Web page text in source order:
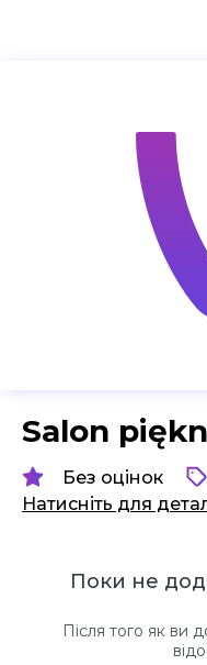
Salon
Без оцінок
Натисніть для
Поки не
Після того як ви